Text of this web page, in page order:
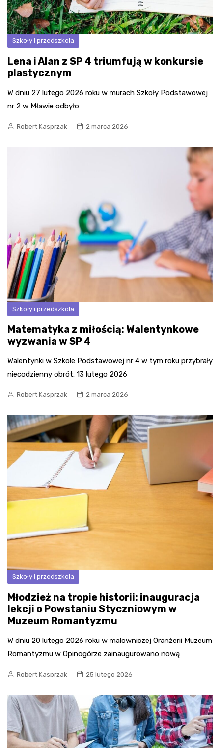
Szkoły i przedszkola
Lena i Alan z SP 4 triumfują w konkursie
plastycznym
W dniu 27 lutego 2026 roku w murach Szkoły Podstawowej
nr 2 w Mławie odbyło
Robert Kasprzak 2 marca 2026
Szkoły i przedszkola
Matematyka z miłością: Walentynkowe
wyzwania w SP 4
Walentynki w Szkole Podstawowej nr 4 w tym roku przybrały
niecodzienny obrót. 13 lutego 2026
Robert Kasprzak 2 marca 2026
Szkoły i przedszkola
Młodzież na tropie historii: inauguracja
lekcji o Powstaniu Styczniowym w
Muzeum Romantyzmu
W dniu 20 lutego 2026 roku w malowniczej Oranżerii Muzeum
Romantyzmu w Opinogórze zainaugurowano nową
Robert Kasprzak 25 lutego 2026